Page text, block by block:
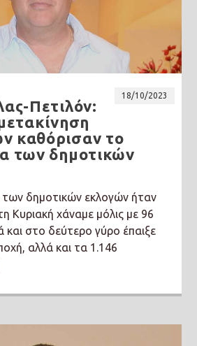
18/10/2023
Πετιλόν:
καθόρισαν το
των δημοτικών
δημοτικών εκλογών ήταν
Κυριακή χάναμε μόλις με 96
στο δεύτερο γύρο έπαιξε
αλλά και τα 1.146